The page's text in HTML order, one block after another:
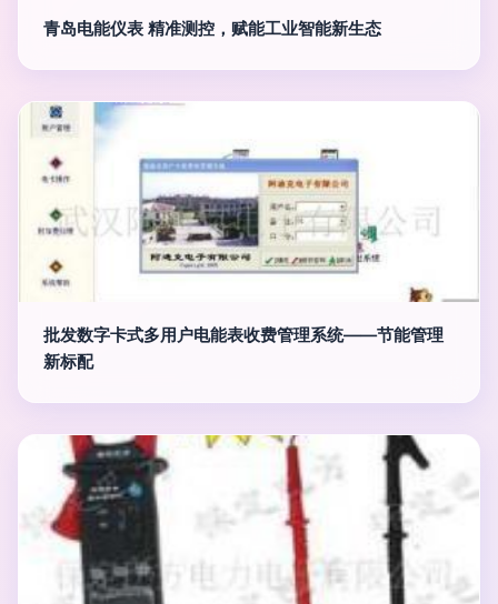
青岛电能仪表 精准测控，赋能工业智能新生态
批发数字卡式多用户电能表收费管理系统——节能管理
新标配